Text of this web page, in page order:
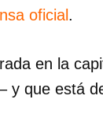
oficial .
en la
y que está